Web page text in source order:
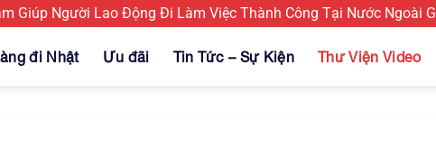
Giúp Người Lao Động Đi Làm Việc Thành Công Tại Nước Ngoài
đi Nhật Ưu đãi Tin Tức – Sự Kiện Thư Viện Video